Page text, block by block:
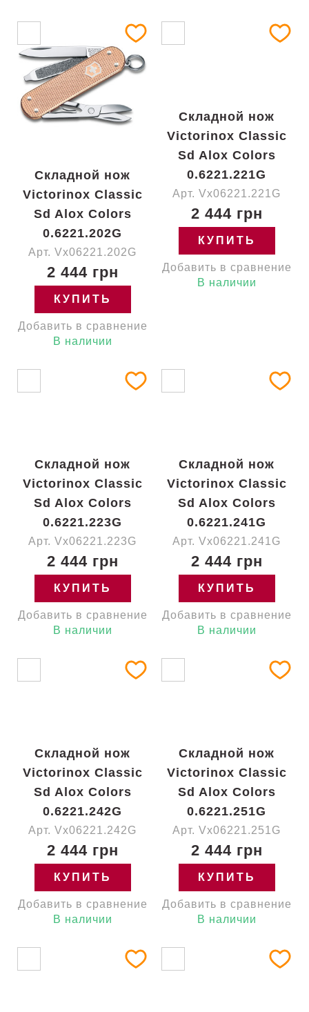
Складной нож
Victorinox Classic
Sd Alox Colors
0.6221.202G
Арт. Vx06221.202G
2 444 грн
КУПИТЬ
Добавить в сравнение
В наличии
Складной нож
Victorinox Classic
Sd Alox Colors
0.6221.221G
Арт. Vx06221.221G
2 444 грн
КУПИТЬ
Добавить в сравнение
В наличии
Складной нож
Victorinox Classic
Sd Alox Colors
0.6221.223G
Арт. Vx06221.223G
2 444 грн
КУПИТЬ
Добавить в сравнение
В наличии
Складной нож
Victorinox Classic
Sd Alox Colors
0.6221.241G
Арт. Vx06221.241G
2 444 грн
КУПИТЬ
Добавить в сравнение
В наличии
Складной нож
Victorinox Classic
Sd Alox Colors
0.6221.242G
Арт. Vx06221.242G
2 444 грн
КУПИТЬ
Добавить в сравнение
В наличии
Складной нож
Victorinox Classic
Sd Alox Colors
0.6221.251G
Арт. Vx06221.251G
2 444 грн
КУПИТЬ
Добавить в сравнение
В наличии